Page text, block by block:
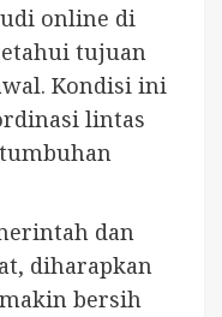
online di
tujuan
Kondisi ini
lintas
dan
diharapkan
bersih